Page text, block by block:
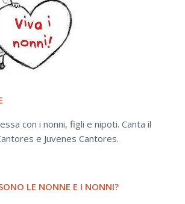
con i nonni, figli e nipoti. Canta il
e Juvenes Cantores.
LE NONNE E I NONNI?